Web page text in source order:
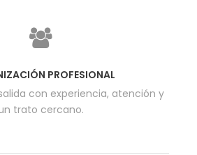
PROFESIONAL
con experiencia, atención y
trato cercano.